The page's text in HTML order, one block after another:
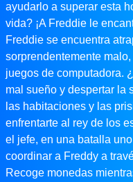
ayudarlo a superar esta
vida? ¡A Freddie le
Freddie se encuentra
sorprendentemente
juegos de computadora.
mal sueño y despertar la
las habitaciones y las
enfrentarte al rey de los
el jefe, en una batalla
coordinar a Freddy a
Recoge monedas